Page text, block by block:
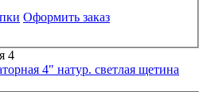
Оформить заказ
4" натур. светлая щетина